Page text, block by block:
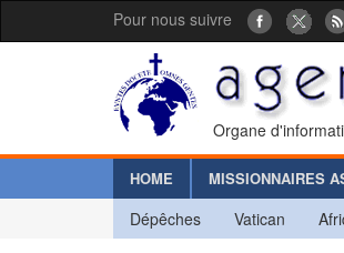
Pour nous suivre
Organe
HOME MISSIONNAIRES
Dépêches Vatican